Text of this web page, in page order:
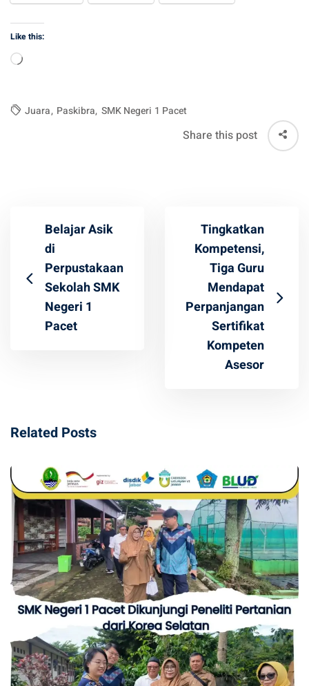
Like this:
Loading…
Juara, Paskibra, SMK Negeri 1 Pacet
Share this post
Belajar Asik
di
Perpustakaan
Sekolah SMK
Negeri 1
Pacet
Tingkatkan
Kompetensi,
Tiga Guru
Mendapat
Perpanjangan
Sertifikat
Kompeten
Asesor
Related Posts